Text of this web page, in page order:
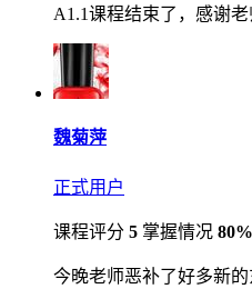
A1.1课程结束了，感谢老
魏菊萍
正式用户
课程评分 5 掌握情况 80%
今晚老师恶补了好多新的